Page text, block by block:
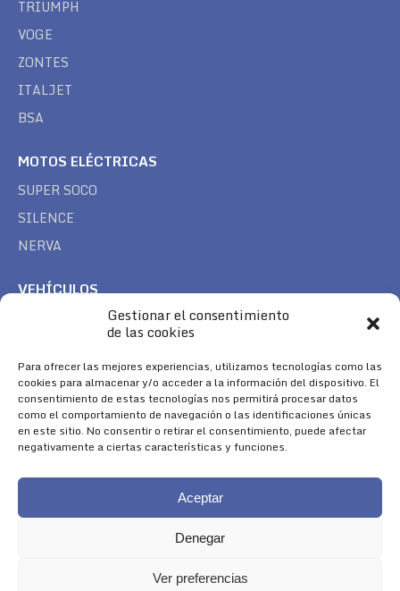
Gestionar el consentimiento
de las cookies
Para ofrecer las mejores experiencias, utilizamos tecnologías como las
cookies para almacenar y/o acceder a la información del dispositivo. El
consentimiento de estas tecnologías nos permitirá procesar datos
como el comportamiento de navegación o las identificaciones únicas
en este sitio. No consentir o retirar el consentimiento, puede afectar
negativamente a ciertas características y funciones.
Aceptar
Denegar
Ver preferencias
TRIUMPH
VOGE
ZONTES
ITALJET
BSA
MOTOS ELÉCTRICAS
SUPER SOCO
SILENCE
NERVA
VEHÍCULOS
TREK
SÍGUENOS
Encuéntranos en:
Facebook
page
YouTube
page
Instagram
page